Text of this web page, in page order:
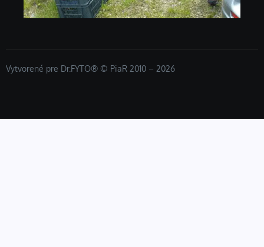
Vytvorené pre Dr.FYTO® © PiaR 2010 – 2026